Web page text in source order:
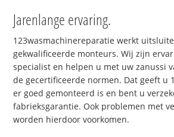
Jarenlange ervaring.
123wasmachinereparatie werkt
gekwalificeerde monteurs. Wij zijn
specialist en helpen u met uw zanussi
de gecertificeerde normen. Dat geeft u
er goed gemonteerd is en bent u
fabrieksgarantie. Ook problemen met
worden hierdoor voorkomen.